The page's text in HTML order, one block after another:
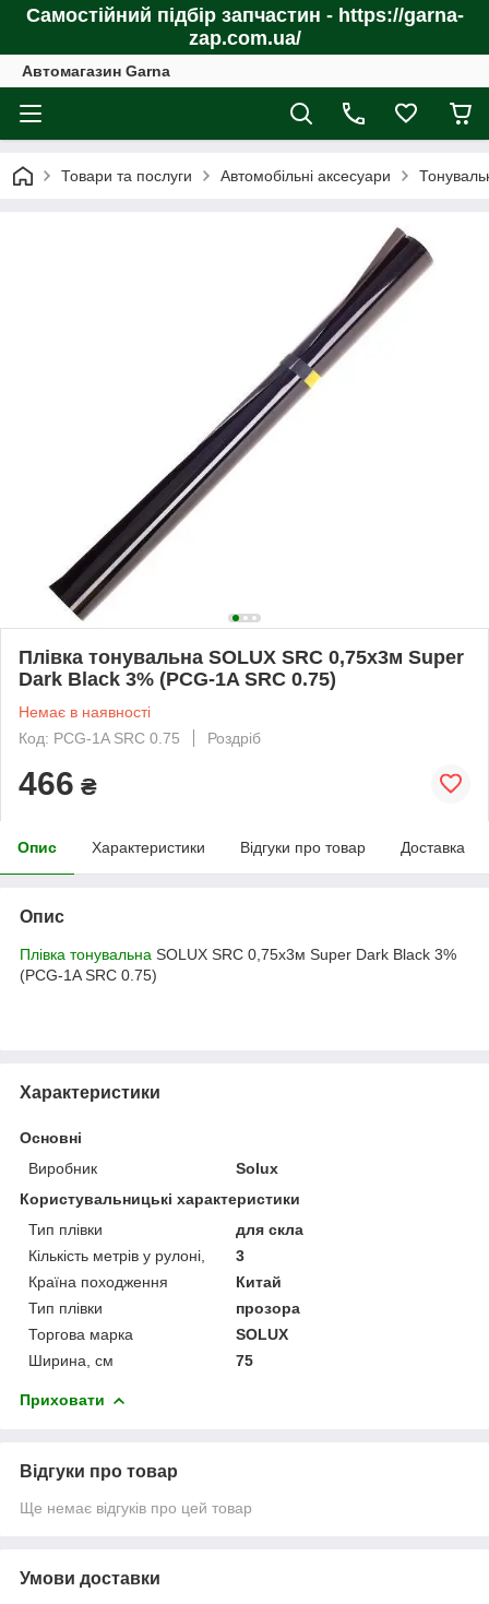
Самостійний підбір запчастин - https://garna-
zap.com.ua/
Автомагазин Garna
Товари та послуги Автомобільні аксесуари
Плівка тонувальна SOLUX SRC 0,75х3м Super
Dark Black 3% (PCG-1A SRC 0.75)
Немає в наявності
Код: PCG-1A SRC 0.75
Роздріб
466 ₴
Опис Характеристики Відгуки про товар Доставка
Опис
Плівка тонувальна SOLUX SRC 0,75х3м Super Dark Black 3%
(PCG-1A SRC 0.75)
Характеристики
Основні
Виробник
Solux
Користувальницькі характеристики
Тип плівки
для скла
Кількість метрів у рулоні,
3
Країна походження
Китай
Тип плівки
прозора
Торгова марка
SOLUX
Ширина, см
75
Приховати
Відгуки про товар
Ще немає відгуків про цей товар
Умови доставки